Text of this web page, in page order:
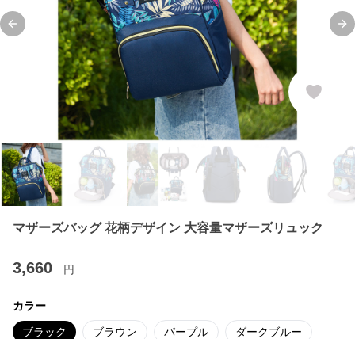
Previous slide
マザーズバッグ 花柄デザイン 大容量マザーズリュック
3,660 円
カラー
ブラック ブラウン パープル ダークブルー